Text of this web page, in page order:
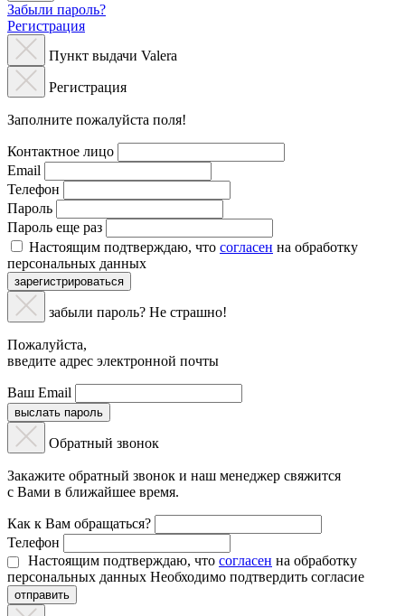
Забыли пароль?
Регистрация
Пункт выдачи Valera
Регистрация
Заполните пожалуйста поля!
Контактное лицо
Email
Телефон
Пароль
Пароль еще раз
Настоящим подтверждаю, что согласен на обработку
персональных данных
зарегистрироваться
забыли пароль? Не страшно!
Пожалуйста,
введите адрес электронной почты
Ваш Email
выслать пароль
Обратный звонок
Закажите обратный звонок и наш менеджер свяжится
с Вами в ближайшее время.
Как к Вам обращаться?
Телефон
Настоящим подтверждаю, что согласен на обработку
персональных данных Необходимо подтвердить согласие
отправить